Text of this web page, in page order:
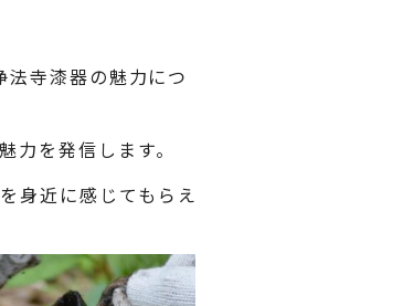
寺漆器の魅力につ
を発信します。
身近に感じてもらえ